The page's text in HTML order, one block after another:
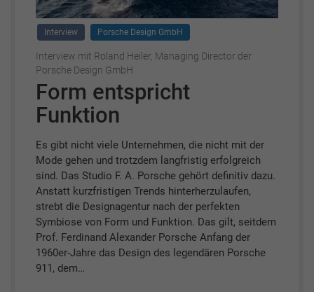
Interview Porsche Design GmbH
Interview mit Roland Heiler, Managing Director der
Porsche Design GmbH
Form entspricht
Funktion
Es gibt nicht viele Unternehmen, die nicht mit der
Mode gehen und trotzdem langfristig erfolgreich
sind. Das Studio F. A. Porsche gehört definitiv dazu.
Anstatt kurzfristigen Trends hinterherzulaufen,
strebt die Designagentur nach der perfekten
Symbiose von Form und Funktion. Das gilt, seitdem
Prof. Ferdinand Alexander Porsche Anfang der
1960er-Jahre das Design des legendären Porsche
911, dem…